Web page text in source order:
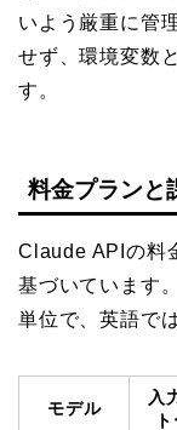
いよう厳重に管
せず、環境変数
す。
料金プランと
Claude APIの料
基づいています
単位で、英語で
モデル
入